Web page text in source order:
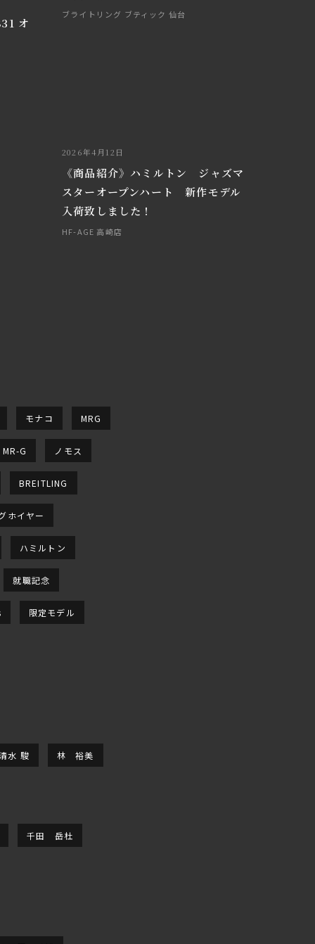
オ
ブライトリング ブティック 仙台
2026年4月12日
《商品紹介》ハミルトン ジャズマ
スターオープンハート 新作モデル
入荷致しました！
HF-AGE 高崎店
モナコ MRG
MR-G ノモス
BREITLING
ホイヤー
ハミルトン
就職記念
限定モデル
水 駿 林 裕美
千田 岳杜